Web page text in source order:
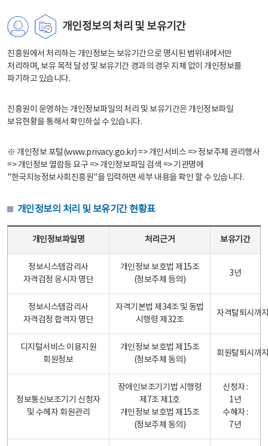
개인정보의 처리 및 보유기간
진흥원에서 처리하는 개인정보는 보유기간으로 명시된 범위내에서만
처리하며, 보유 목적 달성 및 보유기간 경과의 경우 지체 없이 개인정보를
파기하고 있습니다.
진흥원이 운영하는 개인정보파일의 처리 및 보유기간은 개인정보파일
보유현황을 통해서 확인하실 수 있습니다.
※ 개인정보 포털(www.privacy.go.kr) => 개인서비스 => 정보주체 권리행사
=> 개인정보 열람등 요구 => 개인정보파일 검색 => 기관명에
"한국지능정보사회진흥원"을 입력하면 세부 내용을 확인 할 수 있습니다.
개인정보의 처리 및 보유기간 현황표
개인정보파일명 처리근거 보유기간
정보시스템감리사
자격검정 응시자 명단
개인정보 보호법 제15조
(정보주체 등의)
3년
정보시스템감리사
자격검정 합격자 명단
자격기본법 제34조 및 동법
시행령 제32조
자격탈퇴시까
디지털서비스 이용지원
회원정보
개인정보 보호법 제15조
(정보주체 동의)
회원탈퇴시까
정보통신보조기기 신청자
및 수혜자 회원관리
장애인보조기기법 시행령
제7조 제1호
개인정보 보호법 제15조
(정보주체 동의)
신청자 :
1년
수혜자 :
7년